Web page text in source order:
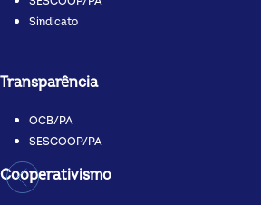
Sindicato
Transparência
OCB/PA
SESCOOP/PA
Cooperativismo